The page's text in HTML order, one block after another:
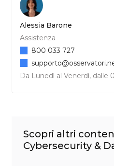
Alessia Barone
Assistenza
Da Lunedì al Venerdì, dalle
800 033 727
Scopri altri
Cybersecurity &